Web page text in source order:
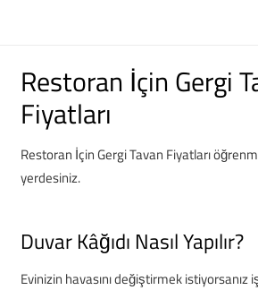
Restoran İçin Gergi
Fiyatları
Restoran İçin Gergi Tavan Fiyatları
yerdesiniz.
Duvar Kâğıdı Nasıl Yapılır?
Evinizin havasını değiştirmek istiyorsanız